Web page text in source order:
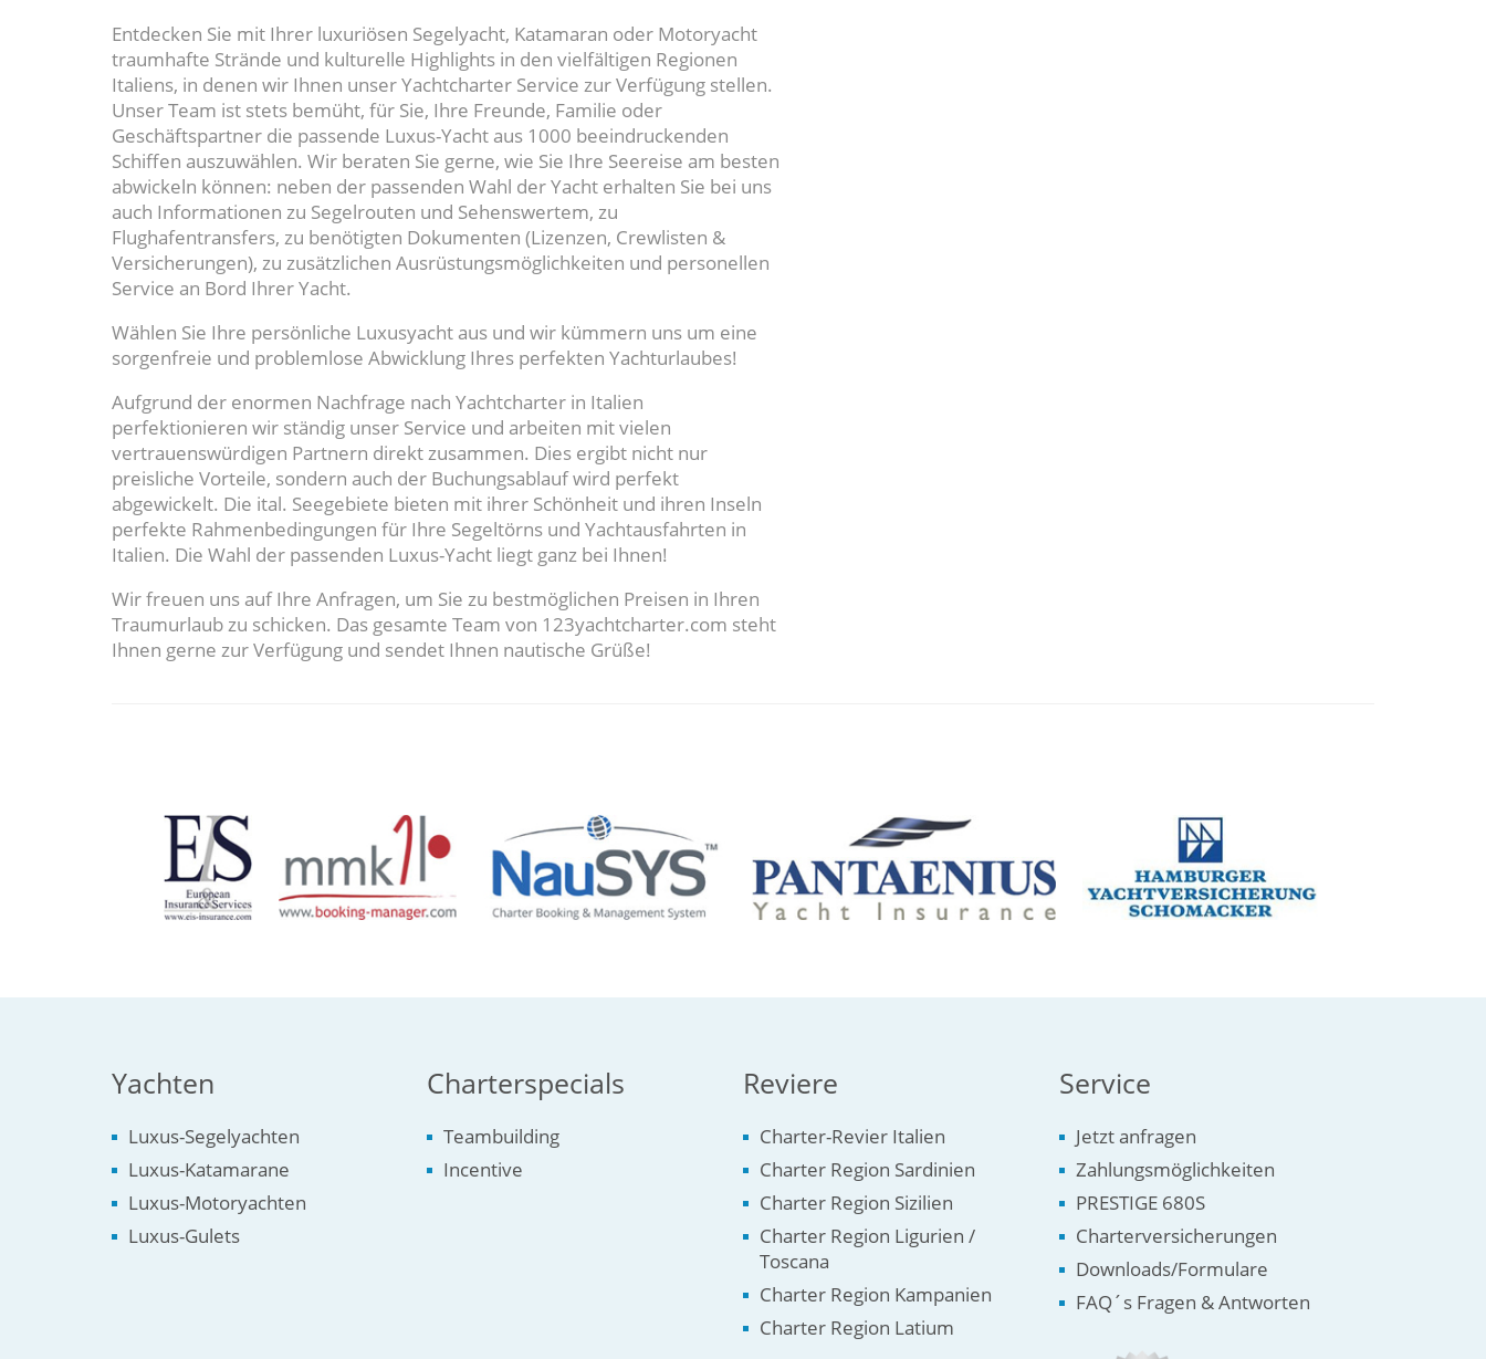
Entdecken Sie mit Ihrer luxuriösen Segelyacht, Katamaran oder Motoryacht
traumhafte Strände und kulturelle Highlights in den vielfältigen Regionen
Italiens, in denen wir Ihnen unser Yachtcharter Service zur Verfügung stellen.
Unser Team ist stets bemüht, für Sie, Ihre Freunde, Familie oder
Geschäftspartner die passende Luxus-Yacht aus 1000 beeindruckenden
Schiffen auszuwählen. Wir beraten Sie gerne, wie Sie Ihre Seereise am besten
abwickeln können: neben der passenden Wahl der Yacht erhalten Sie bei uns
auch Informationen zu Segelrouten und Sehenswertem, zu
Flughafentransfers, zu benötigten Dokumenten (Lizenzen, Crewlisten &
Versicherungen), zu zusätzlichen Ausrüstungsmöglichkeiten und personellen
Service an Bord Ihrer Yacht.
Wählen Sie Ihre persönliche Luxusyacht aus und wir kümmern uns um eine
sorgenfreie und problemlose Abwicklung Ihres perfekten Yachturlaubes!
Aufgrund der enormen Nachfrage nach Yachtcharter in Italien
perfektionieren wir ständig unser Service und arbeiten mit vielen
vertrauenswürdigen Partnern direkt zusammen. Dies ergibt nicht nur
preisliche Vorteile, sondern auch der Buchungsablauf wird perfekt
abgewickelt. Die ital. Seegebiete bieten mit ihrer Schönheit und ihren Inseln
perfekte Rahmenbedingungen für Ihre Segeltörns und Yachtausfahrten in
Italien. Die Wahl der passenden Luxus-Yacht liegt ganz bei Ihnen!
Wir freuen uns auf Ihre Anfragen, um Sie zu bestmöglichen Preisen in Ihren
Traumurlaub zu schicken. Das gesamte Team von 123yachtcharter.com steht
Ihnen gerne zur Verfügung und sendet Ihnen nautische Grüße!
Yachten
Luxus-Segelyachten
Luxus-Katamarane
Luxus-Motoryachten
Luxus-Gulets
Charterspecials
Teambuilding
Incentive
Reviere
Charter-Revier Italien
Charter Region Sardinien
Charter Region Sizilien
Charter Region Ligurien /
Toscana
Charter Region Kampanien
Charter Region Latium
Service
Jetzt anfragen
Zahlungsmöglichkeiten
PRESTIGE 680S
Charterversicherungen
Downloads/Formulare
FAQ´s Fragen & Antworten